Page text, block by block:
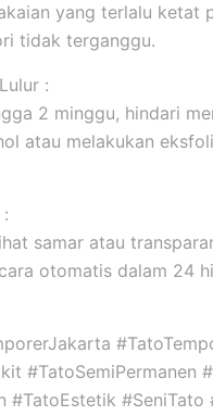
yang terlalu ketat
tidak terganggu.
:
2 minggu, hindari
atau melakukan
samar atau
otomatis dalam 24
#TatoSemiPermanen
#TatoEstetik #SeniTato